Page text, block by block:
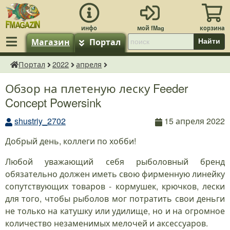
Магазин Портал Найти
fMagazin.ru
Портал 2022 апреля
Обзор на плетеную леску Feeder
Concept Powersink
shustriy_2702
15 апреля 2022
Добрый день, коллеги по хобби!
Любой уважающий себя рыболовный бренд
обязательно должен иметь свою фирменную линейку
сопутствующих товаров - кормушек, крючков, лески
для того, чтобы рыболов мог потратить свои деньги
не только на катушку или удилище, но и на огромное
количество незаменимых мелочей и аксессуаров.